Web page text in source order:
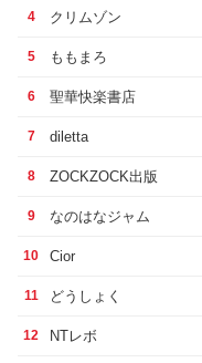
4 クリムゾン
5 ももまろ
6 聖華快楽書店
7 diletta
8 ZOCKZOCK出版
9 なのはなジャム
10 Cior
11 どうしょく
12 NTレボ